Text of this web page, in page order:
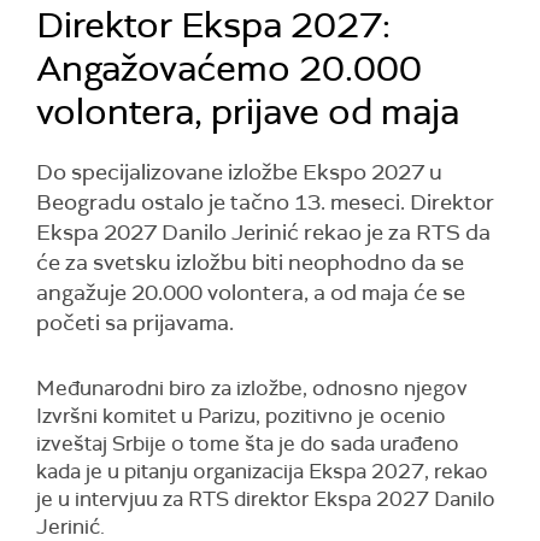
Direktor Ekspa 2027:
Angažovaćemo 20.000
volontera, prijave od maja
Do specijalizovane izložbe Ekspo 2027 u
Beogradu ostalo je tačno 13. meseci. Direktor
Ekspa 2027 Danilo Jerinić rekao je za RTS da
će za svetsku izložbu biti neophodno da se
angažuje 20.000 volontera, a od maja će se
početi sa prijavama.
Međunarodni biro za izložbe, odnosno njegov
Izvršni komitet u Parizu, pozitivno je ocenio
izveštaj Srbije o tome šta je do sada urađeno
kada je u pitanju organizacija Ekspa 2027, rekao
je u intervjuu za RTS direktor Ekspa 2027 Danilo
Jerinić.